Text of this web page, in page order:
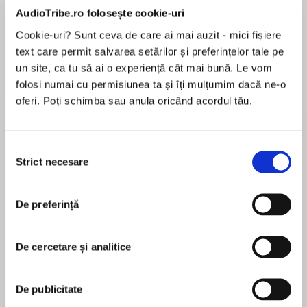
AudioTribe.ro folosește cookie-uri
Cookie-uri? Sunt ceva de care ai mai auzit - mici fișiere
text care permit salvarea setărilor și preferințelor tale pe
un site, ca tu să ai o experiență cât mai bună. Le vom
folosi numai cu permisiunea ta și îți mulțumim dacă ne-o
oferi. Poți schimba sau anula oricând acordul tău.
consimțământului
Strict necesare
De preferință
De cercetare și analitice
De publicitate
Desprecarte
#1 New York Times bestselling author Stuart
Woods delivers a riveting thriller that introduces
Forced into early retirement at thirty-seven,
Major Holly Barker trades in her bars as a
military cop for the badge of deputy chief of
police in Orchid Beach, Florida. But below the
sunny surface of this sleepy, well-to-do island
blooded murder of one of Holly's new
colleagues.
MAI MULT
pentru această carte
Stuart Woods is the author of more than forty
Stone Barrington and Holly Barker series. An avid